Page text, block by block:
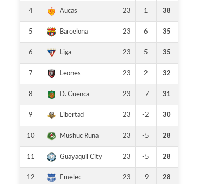
4 Aucas 23 1 38
5 Barcelona 23 6 35
6 Liga 23 5 35
7 Leones 23 2 32
8 D. Cuenca 23 -7 31
9 Libertad 23 -2 30
10 Mushuc Runa 23 -5 28
11 Guayaquil City 23 -5 28
12 Emelec 23 -9 28